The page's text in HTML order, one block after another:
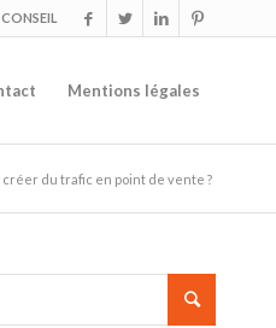
Mentions légales
créer du trafic en point de vente ?